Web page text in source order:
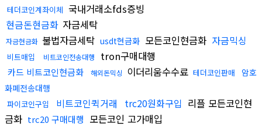
테더코인계좌이체 국내거래소fds증빙
현금돈현금화 자금세탁
자금현금화 불법자금세탁 usdt현금화 모든코인현금화 자금믹싱
비트매입 비트코인전송대행 tron구매대행
카드 비트코인현금화 해외돈믹싱 이더리움수수료 테더코인판매
암호
화폐전송대행
파이코인구입 비트코인퀵거래 trc20원화구입 리플 모든코인현
금화 trc20 구매대행 모든코인 고가매입